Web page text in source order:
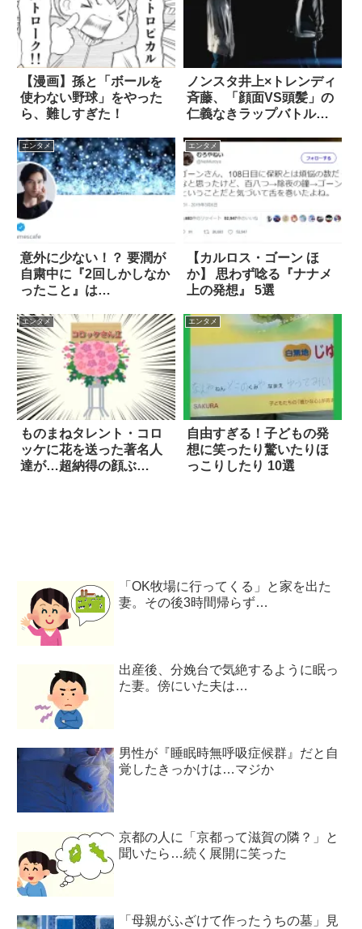
【漫画】孫と「ボールを
使わない野球」をやった
ら、難しすぎた！
ノンスタ井上×トレンディ
斉藤、「顔面VS頭髪」の
仁義なきラップバトルが
エンタメ
意外に少ない！？ 要潤が
自粛中に『2回しかしなか
ったこと』は…
エンタメ
【カルロス・ゴーン ほ
か】 思わず唸る『ナナメ
上の発想』 5選
エンタメ
ものまねタレント・コロ
ッケに花を送った著名人
達が…超納得の顔ぶ
エンタメ
自由すぎる！子どもの発
想に笑ったり驚いたりほ
っこりしたり 10選
「OK牧場に行ってくる」と家を出た
妻。その後3時間帰らず…
出産後、分娩台で気絶するように眠っ
た妻。傍にいた夫は…
男性が『睡眠時無呼吸症候群』だと自
覚したきっかけは…マジか
京都の人に「京都って滋賀の隣？」と
聞いたら…続く展開に笑った
「母親がふざけて作ったうちの墓」見